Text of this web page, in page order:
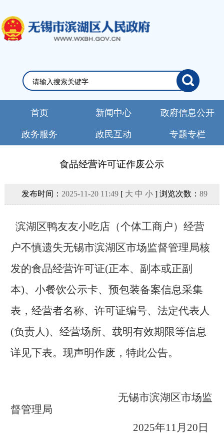
首页 新闻中心 政府信息公开
政务服务 政民互动 专题专栏
食品经营许可证作废公示
发布时间： 2025-11-20 11:49[ 大 中 小] 浏览次数： 89
滨湖区鸭友友小吃店（个体工商户） 经营
户不慎遗失无锡市滨湖区市场监督管理局核
发的食品经营许可证(正本、副本或正副
本)、小餐饮公示卡、预包装备案信息采集
表，经营者名称、许可证编号、法定代表人
(负责人)、经营场所、载明有效期限等信息
详见下表。现声明作废，特此公告。
无锡市滨湖区市场监
督管理局
2025年11月20日